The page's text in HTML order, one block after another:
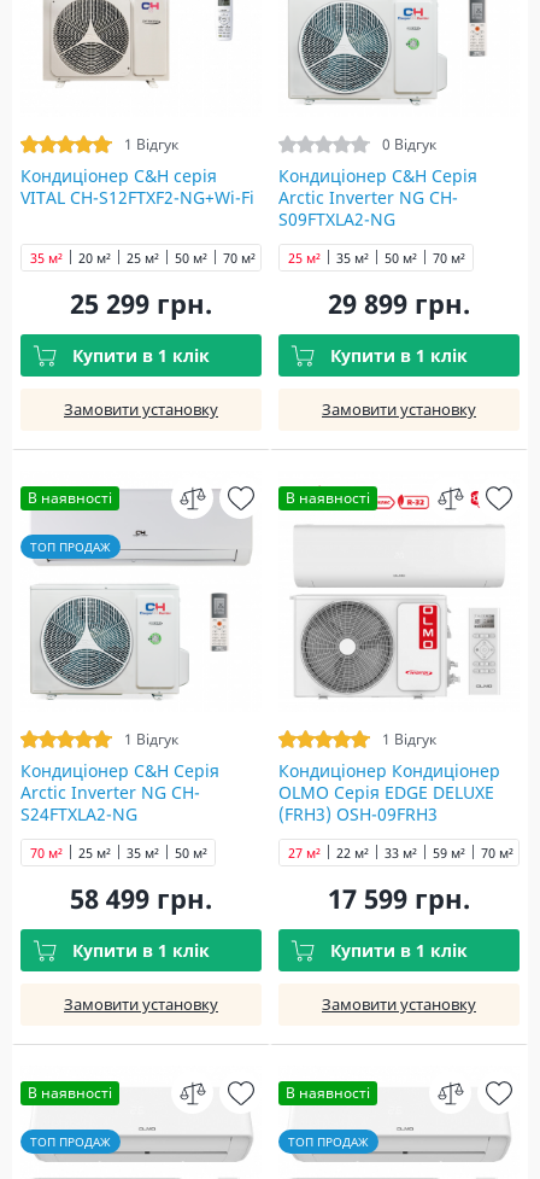
1 Відгук
Кондиціонер C&H cерія
VITAL CH-S12FTXF2-NG+Wi-Fi
20 м² 25 м²
35 м² 50 м² 70 м²
25 299 грн.
Купити в 1 клік
Замовити установку
0 Відгук
Кондиціонер C&H Серія
Arctic Inverter NG CH-
S09FTXLA2-NG
25 м² 35 м² 50 м² 70 м²
29 899 грн.
Купити в 1 клік
Замовити установку
В наявності
ТОП ПРОДАЖ
1 Відгук
Кондиціонер C&H Серія
Arctic Inverter NG CH-
S24FTXLA2-NG
25 м² 35 м² 50 м²
70 м²
58 499 грн.
Купити в 1 клік
Замовити установку
В наявності
1 Відгук
Кондиціонер Кондиціонер
OLMO Серія EDGE DELUXE
(FRH3) OSH-09FRH3
22 м²
27 м² 33 м² 59 м² 70 м²
17 599 грн.
Купити в 1 клік
Замовити установку
В наявності
ТОП ПРОДАЖ
В наявності
ТОП ПРОДАЖ